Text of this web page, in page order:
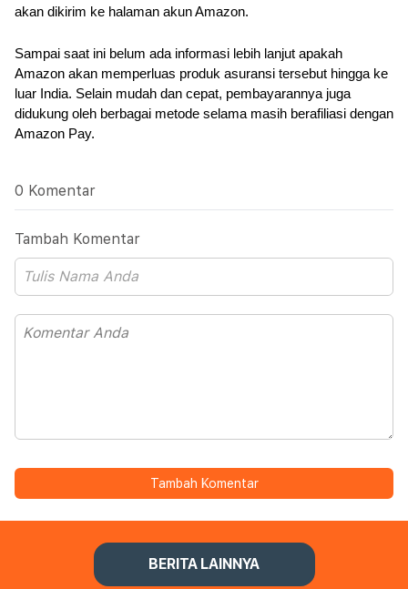
akan dikirim ke halaman akun Amazon.
Sampai saat ini belum ada informasi lebih lanjut apakah
Amazon akan memperluas produk asuransi tersebut hingga ke
luar India. Selain mudah dan cepat, pembayarannya juga
didukung oleh berbagai metode selama masih berafiliasi dengan
Amazon Pay.
0 Komentar
Tambah Komentar
Tambah Komentar
BERITA LAINNYA